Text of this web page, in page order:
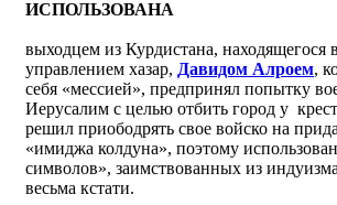
ИСПОЛЬЗОВАНА
выходцем из Курдистана, находящегося
управлением хазар, Давидом Алроем,
себя «мессией», предпринял попытку
Иерусалим с целью отбить город у
решил приободрять свое войско на
«имиджа колдуна», поэтому
символов», заимствованных из
весьма кстати.